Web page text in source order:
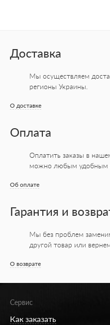
Доставка
Мы осуществляем
регионы Украины.
О доставке
Оплата
Оплатить заказы в
можно любым удобным
Об оплате
Гарантия и
Мы без проблем
другой товар или
О возврате
Сервис
Как заказать